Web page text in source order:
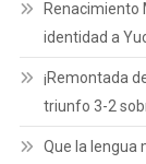
Renacimiento
identidad a
¡Remontada
triunfo 3-2
Que la lengua